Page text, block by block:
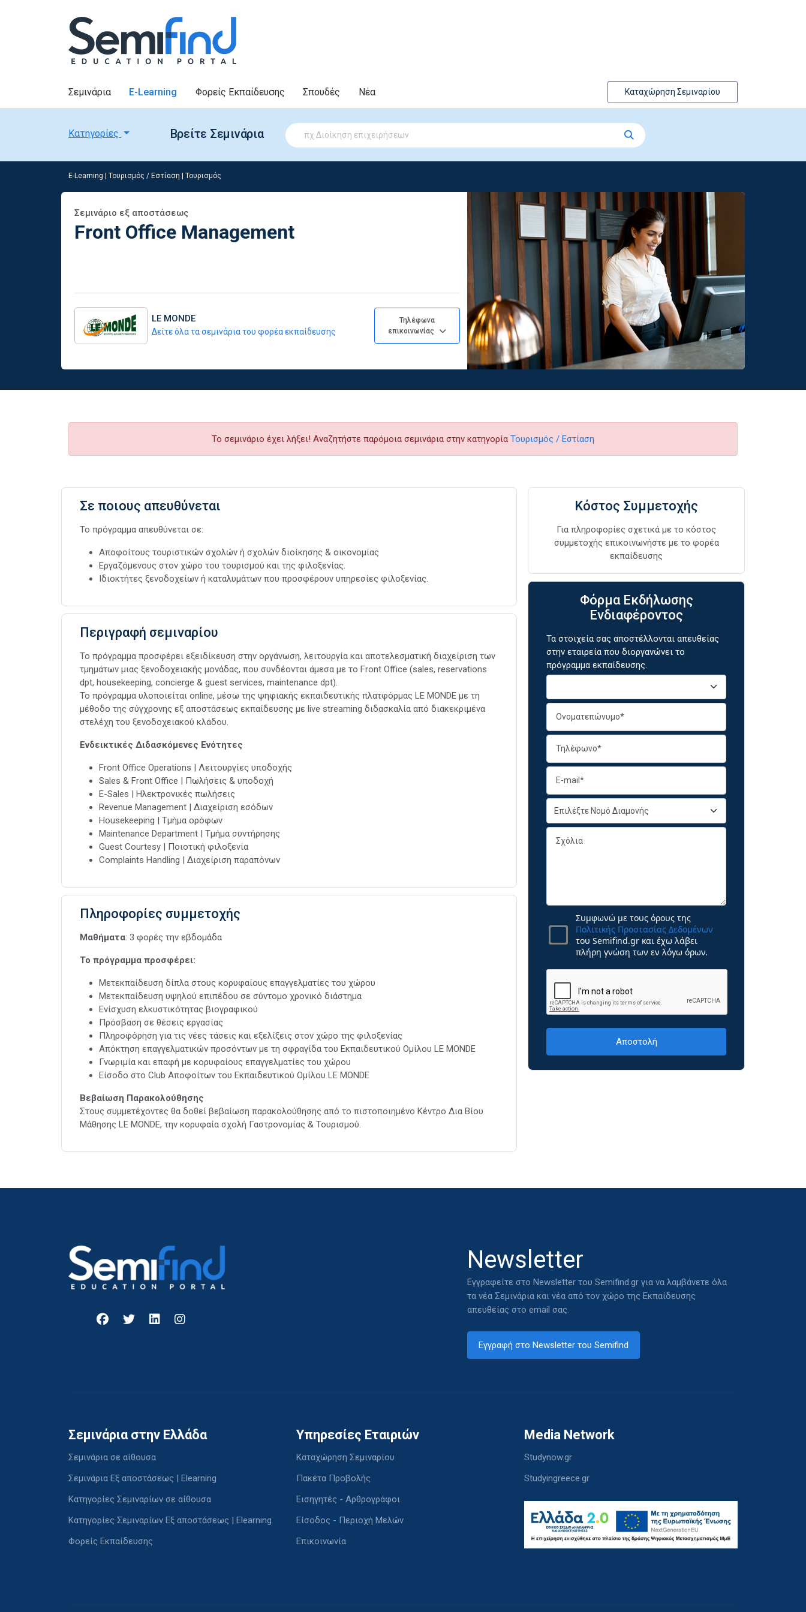
Σεμινάρια E-Learning Φορείς Εκπαίδευσης Σπουδές Νέα Καταχώρηση Σεμιναρίου
Κατηγορίες Βρείτε Σεμινάρια
E-Learning Τουρισμός / Εστίαση Τουρισμός
Σεμινάριο εξ αποστάσεως
Front Office Management
LE MONDE
Δείτε όλα τα σεμινάρια του φορέα εκπαίδευσης
Τηλέφωνα
επικοινωνίας
Το σεμινάριο έχει λήξει! Αναζητήστε παρόμοια σεμινάρια στην κατηγορία Τουρισμός / Εστίαση
Σε ποιους απευθύνεται
Το πρόγραμμα απευθύνεται σε:
Αποφοίτους τουριστικών σχολών ή σχολών διοίκησης & οικονομίας
Εργαζόμενους στον χώρο του τουρισμού και της φιλοξενίας.
Ιδιοκτήτες ξενοδοχείων ή καταλυμάτων που προσφέρουν υπηρεσίες φιλοξενίας.
Περιγραφή σεμιναρίου
Το πρόγραμμα προσφέρει εξειδίκευση στην οργάνωση, λειτουργία και αποτελεσματική διαχείριση των
τμημάτων μιας ξενοδοχειακής μονάδας, που συνδέονται άμεσα με το Front Office (sales, reservations
dpt, housekeeping, concierge & guest services, maintenance dpt).
Το πρόγραμμα υλοποιείται online, μέσω της ψηφιακής εκπαιδευτικής πλατφόρμας LE MONDE με τη
μέθοδο της σύγχρονης εξ αποστάσεως εκπαίδευσης με live streaming διδασκαλία από διακεκριμένα
στελέχη του ξενοδοχειακού κλάδου.
Ενδεικτικές Διδασκόμενες Ενότητες
Front Office Operations | Λειτουργίες υποδοχής
Sales & Front Office | Πωλήσεις & υποδοχή
E-Sales | Ηλεκτρονικές πωλήσεις
Revenue Μanagement | Διαχείριση εσόδων
Housekeeping | Τμήμα ορόφων
Maintenance Department | Τμήμα συντήρησης
Guest Courtesy | Ποιοτική φιλοξενία
Complaints Handling | Διαχείριση παραπόνων
Πληροφορίες συμμετοχής
Μαθήματα: 3 φορές την εβδομάδα
Το πρόγραμμα προσφέρει:
Μετεκπαίδευση δίπλα στους κορυφαίους επαγγελματίες του χώρου
Μετεκπαίδευση υψηλού επιπέδου σε σύντομο χρονικό διάστημα
Ενίσχυση ελκυστικότητας βιογραφικού
Πρόσβαση σε θέσεις εργασίας
Πληροφόρηση για τις νέες τάσεις και εξελίξεις στον χώρο της φιλοξενίας
Απόκτηση επαγγελματικών προσόντων με τη σφραγίδα του Εκπαιδευτικού Ομίλου LE MONDE
Γνωριμία και επαφή με κορυφαίους επαγγελματίες του χώρου
Είσοδο στο Club Αποφοίτων του Εκπαιδευτικού Ομίλου LE MONDE
Βεβαίωση Παρακολούθησης
Στους συμμετέχοντες θα δοθεί βεβαίωση παρακολούθησης από το πιστοποιημένο Κέντρο Δια Βίου
Μάθησης LE MONDE, την κορυφαία σχολή Γαστρονομίας & Τουρισμού.
Κόστος Συμμετοχής
Για πληροφορίες σχετικά με το κόστος
συμμετοχής επικοινωνήστε με το φορέα
εκπαίδευσης
Φόρμα Εκδήλωσης
Ενδιαφέροντος
Τα στοιχεία σας αποστέλλονται απευθείας
στην εταιρεία που διοργανώνει το
πρόγραμμα εκπαίδευσης.
Συμφωνώ με τους όρους της
Πολιτικής Προστασίας Δεδομένων
του Semifind.gr και έχω λάβει
πλήρη γνώση των εν λόγω όρων.
Newsletter
Εγγραφείτε στο Newsletter του Semifind.gr για να λαμβάνετε όλα
τα νέα Σεμινάρια και νέα από τον χώρο της Εκπαίδευσης
απευθείας στο email σας.
Εγγραφή στο Newsletter του Semifind
Σεμινάρια στην Ελλάδα
Σεμινάρια σε αίθουσα
Σεμινάρια Εξ αποστάσεως | Elearning
Κατηγορίες Σεμιναρίων σε αίθουσα
Κατηγορίες Σεμιναρίων Εξ αποστάσεως | Elearning
Φορείς Εκπαίδευσης
Υπηρεσίες Εταιριών
Καταχώρηση Σεμιναρίου
Πακέτα Προβολής
Εισηγητές - Αρθρογράφοι
Είσοδος - Περιοχή Μελών
Επικοινωνία
Media Network
Studynow.gr
Studyingreece.gr